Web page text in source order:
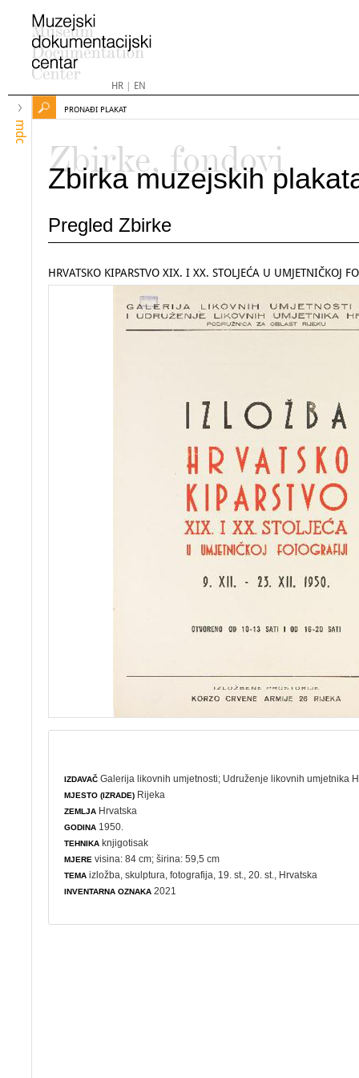
HR| EN
mdc
PRONAĐI PLAKAT
Zbirke, fondovi
Zbirka muzejskih
Pregled Zbirke
HRVATSKO KIPARSTVO XIX. I XX. STOLJEĆA U UMJETNIČKOJ
IZDAVAČ Galerija likovnih umjetnosti; Udruženje likovnih umjetnika
MJESTO (IZRADE) Rijeka
ZEMLJA Hrvatska
GODINA 1950.
TEHNIKA knjigotisak
MJERE visina: 84 cm; širina: 59,5 cm
TEMA izložba ,skulptura ,fotografija , 19. st., 20. st., Hrvatska
INVENTARNA OZNAKA 2021